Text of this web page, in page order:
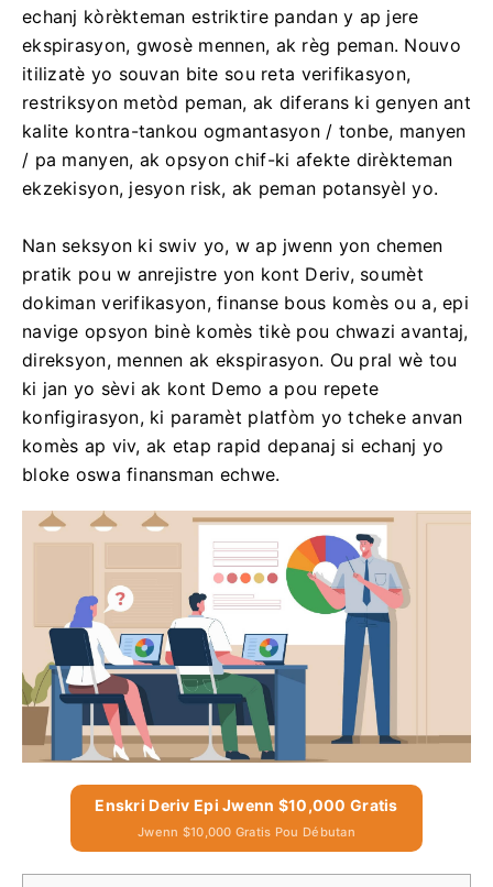
echanj kòrèkteman estriktire pandan y ap jere
ekspirasyon, gwosè mennen, ak règ peman. Nouvo
itilizatè yo souvan bite sou reta verifikasyon,
restriksyon metòd peman, ak diferans ki genyen ant
kalite kontra-tankou ogmantasyon / tonbe, manyen
/ pa manyen, ak opsyon chif-ki afekte dirèkteman
ekzekisyon, jesyon risk, ak peman potansyèl yo.
Nan seksyon ki swiv yo, w ap jwenn yon chemen
pratik pou w anrejistre yon kont Deriv, soumèt
dokiman verifikasyon, finanse bous komès ou a, epi
navige opsyon binè komès tikè pou chwazi avantaj,
direksyon, mennen ak ekspirasyon. Ou pral wè tou
ki jan yo sèvi ak kont Demo a pou repete
konfigirasyon, ki paramèt platfòm yo tcheke anvan
komès ap viv, ak etap rapid depanaj si echanj yo
bloke oswa finansman echwe.
Enskri Deriv Epi Jwenn $10,000 Gratis
Jwenn $10,000 Gratis Pou Débutan